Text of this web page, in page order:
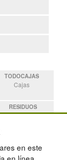
TODOCAJAS
Cajas
RESIDUOS
Residuos
en este